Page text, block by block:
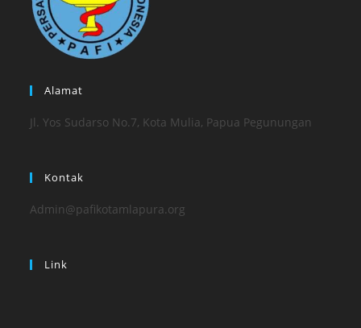
Alamat
Jl. Yos Sudarso No.7, Kota Mulia, Papua Pegunungan
Kontak
Admin@pafikotamlapura.org
Link